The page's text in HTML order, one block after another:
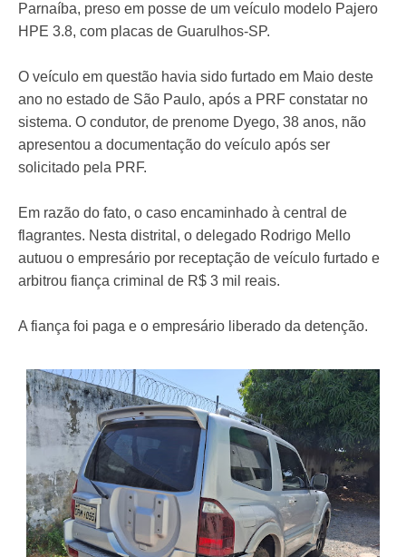
Parnaíba, preso em posse de um veículo modelo Pajero
HPE 3.8, com placas de Guarulhos-SP.
O veículo em questão havia sido furtado em Maio deste
ano no estado de São Paulo, após a PRF constatar no
sistema. O condutor, de prenome Dyego, 38 anos, não
apresentou a documentação do veículo após ser
solicitado pela PRF.
Em razão do fato, o caso encaminhado à central de
flagrantes. Nesta distrital, o delegado Rodrigo Mello
autuou o empresário por receptação de veículo furtado e
arbitrou fiança criminal de R$ 3 mil reais.
A fiança foi paga e o empresário liberado da detenção.